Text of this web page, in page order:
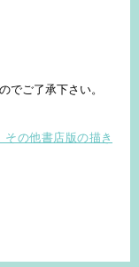
でご了承下さい。
その他書店版の描き